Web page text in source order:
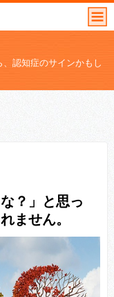
、認知症のサインかもし
？」と思っ
ません。